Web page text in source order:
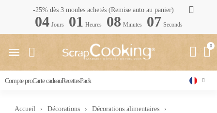
-25% dès 3 moules achetés (Remise auto au panier)
04 Jours 01 Heures 08 Minutes 06 Seconds
Compte proCarte cadeauRecettesPack
Accueil Décorations
Décorations alimentaires